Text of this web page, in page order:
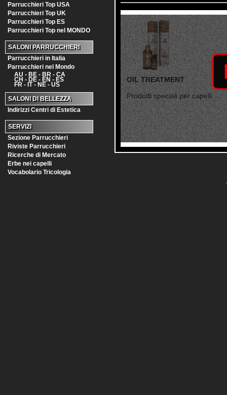
Parrucchieri Top USA
Parrucchieri Top UK
Parrucchieri Top ES
Parrucchieri Top nel MONDO
SALONI PARRUCCHIERI
Parrucchieri in Italia
Parrucchieri nel Mondo
AU - BE - BR - CA
CH - DE - EN - ES
FR - IT - NE - US
SALONI DI BELLEZZA
Indirizzi Centri di Estetica
SERVIZI
Sezione Parrucchieri
Riviste Parrucchieri
Ricerche di Mercato
Erbe nei capelli
Vocabolario Tricologia
OIL TREATMENT
Prodotti speciali per capelli ...